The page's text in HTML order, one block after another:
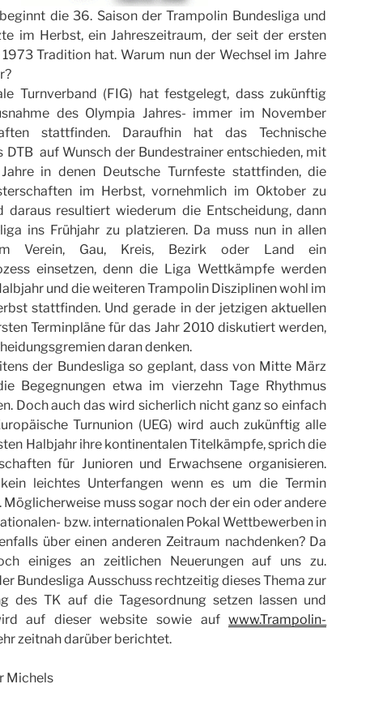
die 36. Saison der Trampolin Bundesliga und
im Herbst, ein Jahreszeitraum, der seit der ersten
Tradition hat. Warum nun der Wechsel im Jahre
Turnverband (FIG) hat festgelegt, dass zukünftig
des Olympia Jahres- immer im November
stattfinden. Daraufhin hat das Technische
DTB auf Wunsch der Bundestrainer entschieden, mit
in denen Deutsche Turnfeste stattfinden, die
im Herbst, vornehmlich im Oktober zu
daraus resultiert wiederum die Entscheidung, dann
ins Frühjahr zu platzieren. Da muss nun in allen
Verein, Gau, Kreis, Bezirk oder Land ein
einsetzen, denn die Liga Wettkämpfe werden
und die weiteren Trampolin Disziplinen wohl im
stattfinden. Und gerade in der jetzigen aktuellen
Terminpläne für das Jahr 2010 diskutiert werden,
daran denken.
der Bundesliga so geplant, dass von Mitte März
Begegnungen etwa im vierzehn Tage Rhythmus
Doch auch das wird sicherlich nicht ganz so einfach
Turnunion (UEG) wird auch zukünftig alle
Halbjahr ihre kontinentalen Titelkämpfe, sprich die
für Junioren und Erwachsene organisieren.
leichtes Unterfangen wenn es um die Termin
Möglicherweise muss sogar noch der ein oder andere
bzw. internationalen Pokal Wettbewerben in
über einen anderen Zeitraum nachdenken? Da
einiges an zeitlichen Neuerungen auf uns zu.
Bundesliga Ausschuss rechtzeitig dieses Thema zur
des TK auf die Tagesordnung setzen lassen und
auf dieser website sowie aufwww.Trampolin-
zeitnah darüber berichtet.
Michels